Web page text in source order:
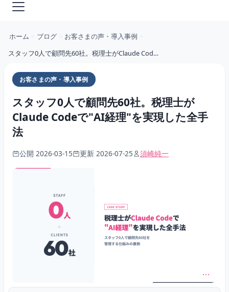
ホーム ブログ お客さまの声・導入事例
スタッフ0人で顧問先60社。税理士がClaude Codeで"AI経理"を実現した全手法
お客さまの声・導入事例
スタッフ0人で顧問先60社。税理士が
Claude Codeで"AI経理"を実現した全手
法
公開 2026-03-15 更新 2026-07-25 須崎純一